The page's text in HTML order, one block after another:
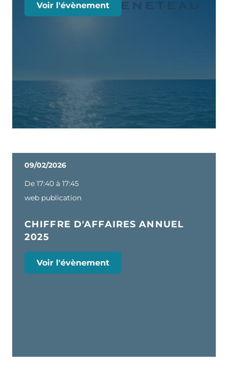
Voir l'évènement
09/02/2026
De 17:40 à 17:45
web publication
CHIFFRE D'AFFAIRES ANNUEL
2025
Voir l'évènement